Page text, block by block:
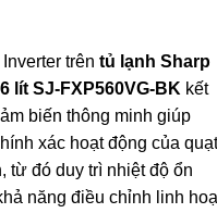
trên tủ lạnh Sharp
lít SJ-FXP560VG-BK kết
biến thông minh giúp
xác hoạt động của quạt
từ đó duy trì nhiệt độ ổn
năng điều chỉnh linh